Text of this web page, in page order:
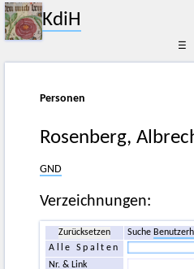
KdiH
☰
Personen
Rosenberg,
GND
Verzeichnungen:
Zurücksetzen Suche
Alle Spalten
Nr. & Link